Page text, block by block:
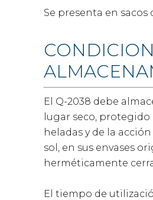
Se presenta en sacos
El Q-2038 debe
lugar seco, protegido
heladas y de la
sol, en sus envases
herméticamente
El tiempo de